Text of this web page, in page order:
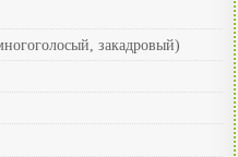
закадровый)